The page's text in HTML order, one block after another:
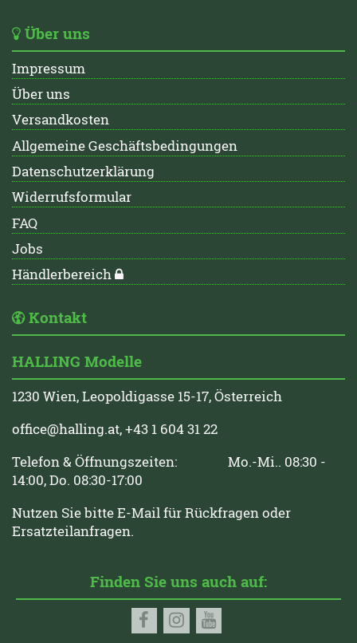
Über uns
Impressum
Über uns
Versandkosten
Allgemeine Geschäftsbedingungen
Datenschutzerklärung
Widerrufsformular
FAQ
Jobs
Händlerbereich
Kontakt
HALLING Modelle
1230 Wien, Leopoldigasse 15-17, Österreich
office@halling.at, +43 1 604 31 22
Telefon & Öffnungszeiten: Mo.-Mi.. 08:30 -
14:00, Do. 08:30-17:00
Nutzen Sie bitte E-Mail für Rückfragen oder
Ersatzteilanfragen.
Finden Sie uns auch auf: